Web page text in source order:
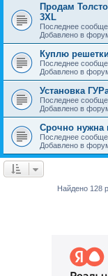
Продам
3XL
Последнее
Добавлено в
Куплю
Последнее
Добавлено в
Установка
Последнее
Добавлено в
Срочно нужна
Последнее
Добавлено в
Найдено 128